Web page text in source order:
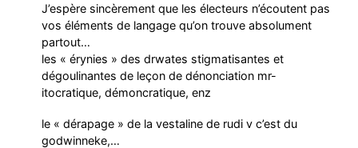
J’espère sincèrement que les électeurs n’écoutent pas
vos éléments de langage qu’on trouve absolument
partout…
les « érynies » des drwates stigmatisantes et
dégoulinantes de leçon de dénonciation mr-
itocratique, démoncratique, enz
le « dérapage » de la vestaline de rudi v c’est du
godwinneke,…